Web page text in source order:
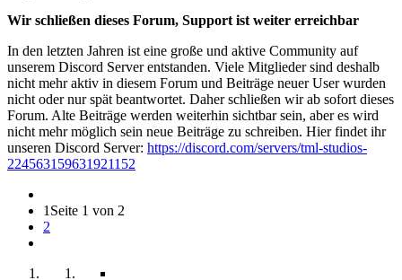
Wir schließen dieses Forum, Support ist weiter erreichbar
In den letzten Jahren ist eine große und aktive Community auf
unserem Discord Server entstanden. Viele Mitglieder sind deshalb
nicht mehr aktiv in diesem Forum und Beiträge neuer User wurden
nicht oder nur spät beantwortet. Daher schließen wir ab sofort dieses
Forum. Alte Beiträge werden weiterhin sichtbar sein, aber es wird
nicht mehr möglich sein neue Beiträge zu schreiben. Hier findet ihr
unseren Discord Server: https://discord.com/servers/tml-studios-
224563159631921152
1 Seite 1 von 2
2